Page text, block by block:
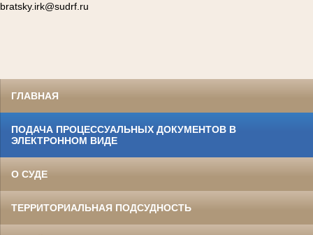
bratsky.irk@sudrf.ru
ГЛАВНАЯ
ПОДАЧА ПРОЦЕССУАЛЬНЫХ ДОКУМЕНТОВ В
ЭЛЕКТРОННОМ ВИДЕ
О СУДЕ
ТЕРРИТОРИАЛЬНАЯ ПОДСУДНОСТЬ